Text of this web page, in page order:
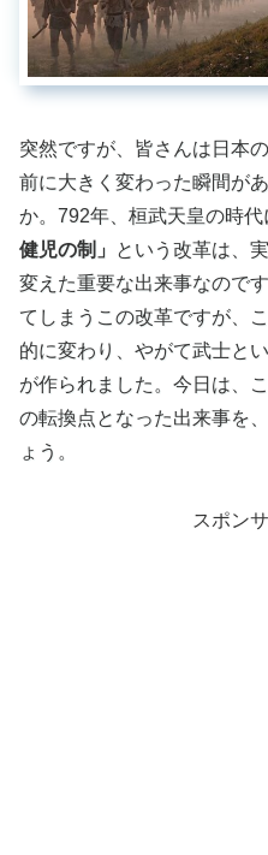
突然ですが、皆さんは日本
前に大きく変わった瞬間が
か。792年、桓武天皇の時代
健児の制」 という改革は、
変えた重要な出来事なので
てしまうこの改革ですが、
的に変わり、やがて武士と
が作られました。今日は、
の転換点となった出来事を
ょう。
スポン